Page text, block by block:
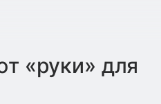
«руки» для